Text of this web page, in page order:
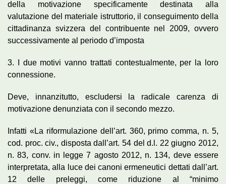
della motivazione specificamente destinata alla
valutazione del materiale istruttorio, il conseguimento della
cittadinanza svizzera del contribuente nel 2009, ovvero
successivamente al periodo d’imposta
3. I due motivi vanno trattati contestualmente, per la loro
connessione.
Deve, innanzitutto, escludersi la radicale carenza di
motivazione denunziata con il secondo mezzo.
Infatti «La riformulazione dell’art. 360, primo comma, n. 5,
cod. proc. civ., disposta dall’art. 54 del d.l. 22 giugno 2012,
n. 83, conv. in legge 7 agosto 2012, n. 134, deve essere
interpretata, alla luce dei canoni ermeneutici dettati dall’art.
12 delle preleggi, come riduzione al “minimo